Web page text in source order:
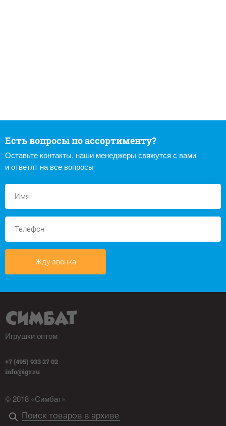
Есть вопросы по ассортименту?
Оставьте контакты, наши менеджеры свяжутся с вами
и ответят на все вопросы
Жду звонка
Игрушки оптом
+7 (495) 933 27 02
info@igr.ru
© 2018 «Симбат»